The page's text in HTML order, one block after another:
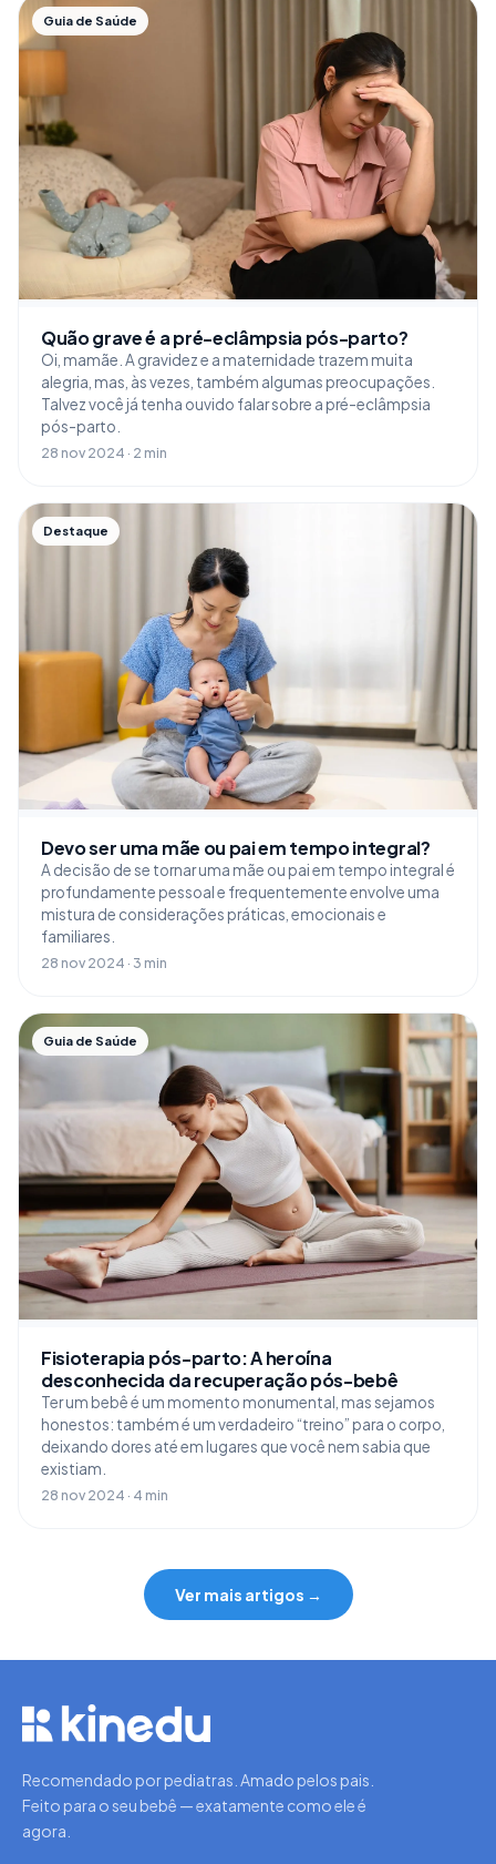
Guia de Saúde
Quão grave é a pré-eclâmpsia pós-parto?
Oi, mamãe. A gravidez e a maternidade trazem muita
alegria, mas, às vezes, também algumas preocupações.
Talvez você já tenha ouvido falar sobre a pré-eclâmpsia
pós-parto.
28 nov 2024 · 2 min
Destaque
Devo ser uma mãe ou pai em tempo integral?
A decisão de se tornar uma mãe ou pai em tempo integral é
profundamente pessoal e frequentemente envolve uma
mistura de considerações práticas, emocionais e
familiares.
28 nov 2024 · 3 min
Guia de Saúde
Fisioterapia pós-parto: A heroína
desconhecida da recuperação pós-bebê
Ter um bebê é um momento monumental, mas sejamos
honestos: também é um verdadeiro “treino” para o corpo,
deixando dores até em lugares que você nem sabia que
existiam.
28 nov 2024 · 4 min
Ver mais artigos →
Recomendado por pediatras. Amado pelos pais.
Feito para o seu bebê — exatamente como ele é
agora.